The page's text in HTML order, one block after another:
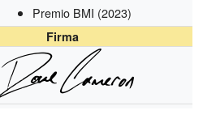
Premio BMI (2023)
Firma